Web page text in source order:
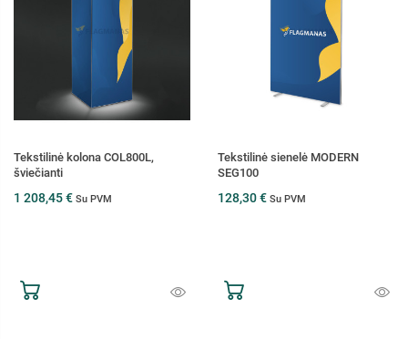
Tekstilinė kolona COL800L,
šviečianti
1 208,45 € Su PVM
Tekstilinė sienelė MODERN
SEG100
128,30 € Su PVM